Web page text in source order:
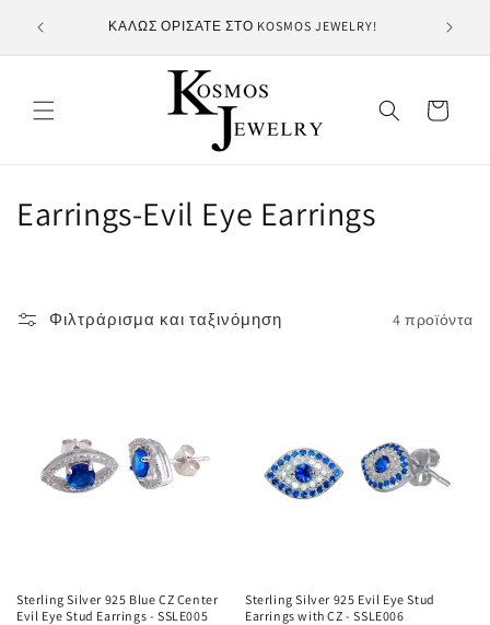
στο
περιεχόμενο
ΚΑΛΩΣ ΟΡΙΣΑΤΕ ΣΤΟ KOSMOS JEWELRY!
Καλάθι
Σ
λ
Earrings-Evil Eye Earrings
Φιλτράρισμα και ταξινόμηση 4 προϊόντα
Sterling Silver 925 Blue CZ Center
Evil Eye Stud Earrings - SSLE005
Sterling Silver 925 Evil Eye Stud
Earrings with CZ - SSLE006